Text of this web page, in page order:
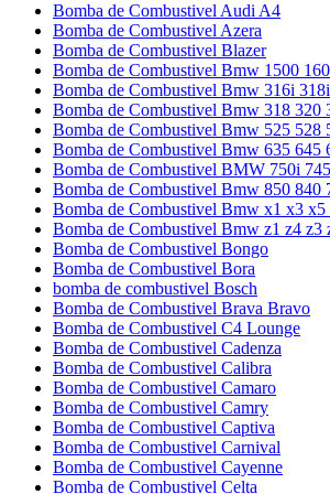
Bomba de Combustivel Audi A4
Bomba de Combustivel Azera
Bomba de Combustivel Blazer
Bomba de Combustivel Bmw 1500
Bomba de Combustivel Bmw 316i
Bomba de Combustivel Bmw 318 320
Bomba de Combustivel Bmw 525 528
Bomba de Combustivel Bmw 635 645
Bomba de Combustivel BMW 750i
Bomba de Combustivel Bmw 850 840
Bomba de Combustivel Bmw x1 x3
Bomba de Combustivel Bmw z1 z4 z3
Bomba de Combustivel Bongo
Bomba de Combustivel Bora
bomba de combustivel Bosch
Bomba de Combustivel Brava Bravo
Bomba de Combustivel C4 Lounge
Bomba de Combustivel Cadenza
Bomba de Combustivel Calibra
Bomba de Combustivel Camaro
Bomba de Combustivel Camry
Bomba de Combustivel Captiva
Bomba de Combustivel Carnival
Bomba de Combustivel Cayenne
Bomba de Combustivel Celta